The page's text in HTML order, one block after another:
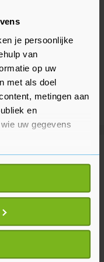
je persoonlijke
van
op uw
met als doel
metingen aan
en
uw gegevens
geografische
kan zijn
het actief te
(fingerprinting)
gegevens worden